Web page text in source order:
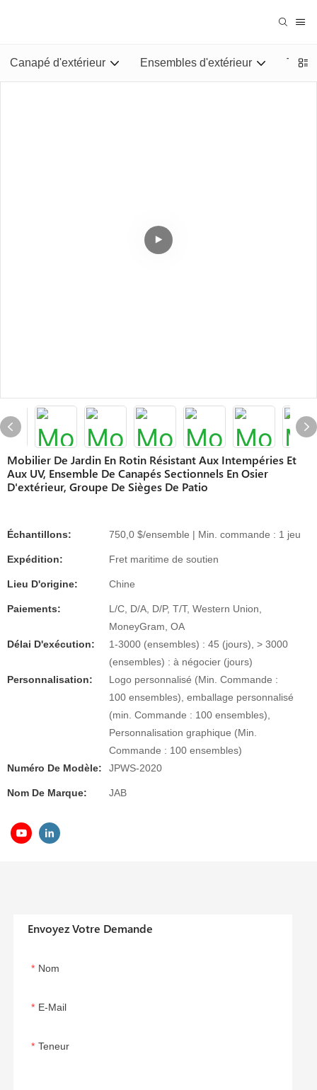
Canapé d'extérieur Ensembles d'extérieur
Mobilier De Jardin En Rotin Résistant Aux Intempéries Et
Aux UV, Ensemble De Canapés Sectionnels En Osier
D'extérieur, Groupe De Sièges De Patio
Échantillons: 750,0 $/ensemble | Min. commande : 1 jeu
Expédition: Fret maritime de soutien
Lieu D'origine: Chine
Paiements:
L/C, D/A, D/P, T/T, Western Union,
MoneyGram, OA
Délai D'exécution:
1-3000 (ensembles) : 45 (jours), > 3000
(ensembles) : à négocier (jours)
Personnalisation:
Logo personnalisé (Min. Commande :
100 ensembles), emballage personnalisé
(min. Commande : 100 ensembles),
Personnalisation graphique (Min.
Commande : 100 ensembles)
Numéro De Modèle:
JPWS-2020
Nom De Marque: JAB
Envoyez Votre Demande
Nom
E-Mail
Teneur